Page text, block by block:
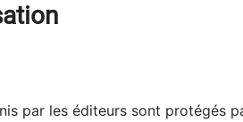
par les éditeurs sont protégés